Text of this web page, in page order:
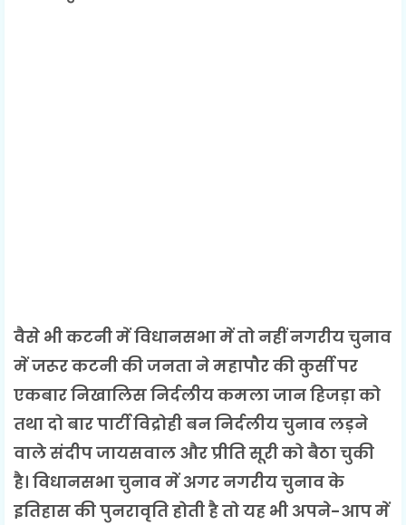
वैसे भी कटनी में विधानसभा में तो नहीं नगरीय चुनाव
में जरूर कटनी की जनता ने महापौर की कुर्सी पर
एकबार निखालिस निर्दलीय कमला जान हिजड़ा को
तथा दो बार पार्टी विद्रोही बन निर्दलीय चुनाव लड़ने
वाले संदीप जायसवाल और प्रीति सूरी को बैठा चुकी
है। विधानसभा चुनाव में अगर नगरीय चुनाव के
इतिहास की पुनरावृति होती है तो यह भी अपने-आप में